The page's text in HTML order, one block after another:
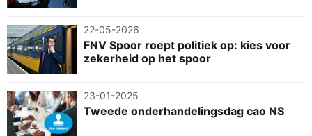
22-05-2026
FNV Spoor roept politiek op: kies voor
zekerheid op het spoor
23-01-2025
Tweede onderhandelingsdag cao NS